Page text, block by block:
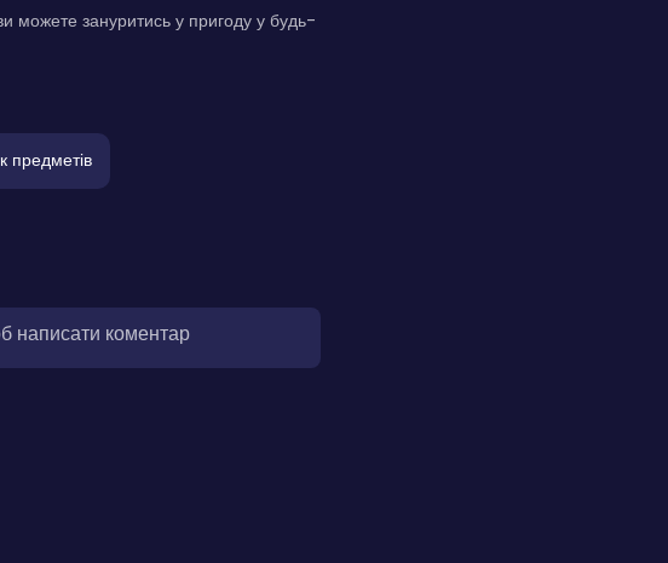
можете зануритись у пригоду у будь-
предметів
написати коментар